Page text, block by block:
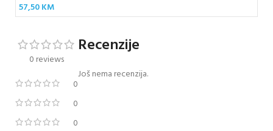
57,50KM
0 reviews
0
0
0
Recenzije
Još nema recenzija.